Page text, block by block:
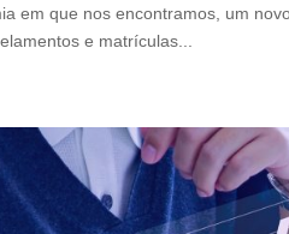
em que nos encontramos, um
e matrículas...